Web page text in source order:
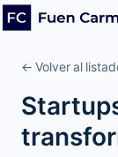
← Volver al